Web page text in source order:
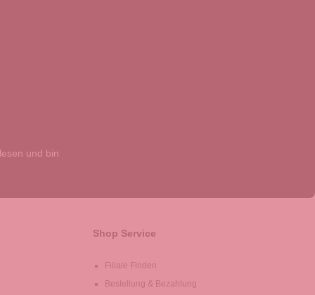
und bin
Shop Service
Filiale Finden
Bestellung & Bezahlung